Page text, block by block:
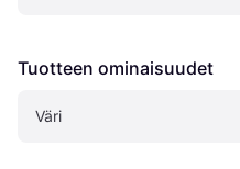
Tuotteen ominaisuudet
Väri